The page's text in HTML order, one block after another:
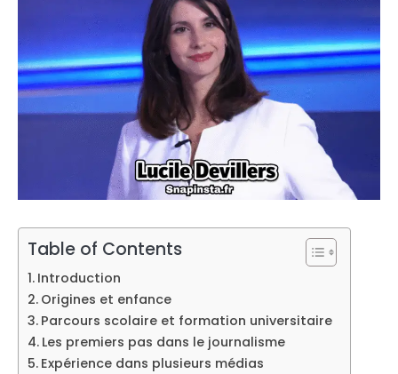
Table of Contents
Introduction
Origines et enfance
Parcours scolaire et formation universitaire
Les premiers pas dans le journalisme
Expérience dans plusieurs médias